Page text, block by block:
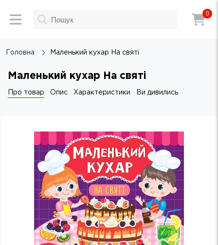
0
Головна Маленький кухар На святі
Маленький кухар На святі
Про товар Опис Характеристики Ви дивились